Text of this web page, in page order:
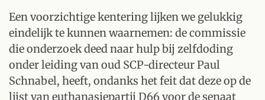
Een voorzichtige kentering lijken we gelukkig
eindelijk te kunnen waarnemen: de commissie
die onderzoek deed naar hulp bij zelfdoding
onder leiding van oud SCP-directeur Paul
Schnabel, heeft, ondanks het feit dat deze op de
lijst van euthanasiepartij D66 voor de senaat